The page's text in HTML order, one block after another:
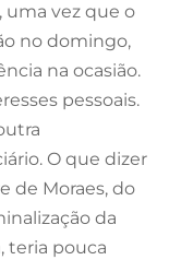
vez que o
no domingo,
na ocasião.
pessoais.
O que dizer
de Moraes, do
da
teria pouca